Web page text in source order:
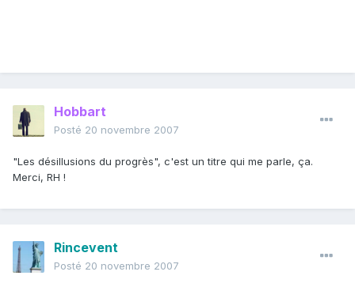
Hobbart
Posté 20 novembre 2007
"Les désillusions du progrès", c'est un titre qui me parle, ça.
Merci, RH !
Rincevent
Posté 20 novembre 2007